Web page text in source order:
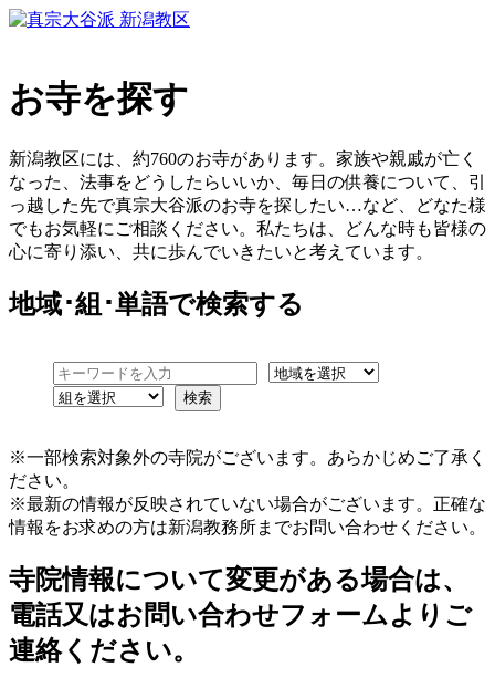
お寺を探す
新潟教区には、約760のお寺があります。家族や親戚が亡く
なった、法事をどうしたらいいか、毎日の供養について、引
っ越した先で真宗大谷派のお寺を探したい…など、どなた様
でもお気軽にご相談ください。私たちは、どんな時も皆様の
心に寄り添い、共に歩んでいきたいと考えています。
地域･組･単語で検索する
※一部検索対象外の寺院がございます。あらかじめご了承く
ださい。
※最新の情報が反映されていない場合がございます。正確な
情報をお求めの方は新潟教務所までお問い合わせください。
寺院情報について変更がある場合は、
電話又はお問い合わせフォームよりご
連絡ください。